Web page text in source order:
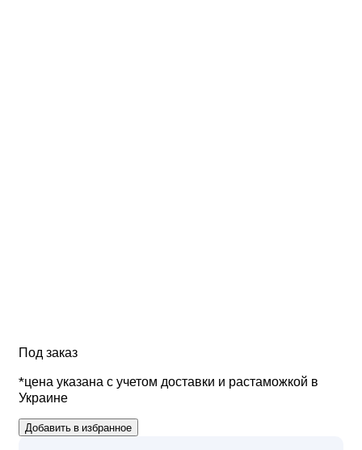
Под заказ
*цена указана с учетом доставки и растаможкой в
Украине
Добавить в избранное